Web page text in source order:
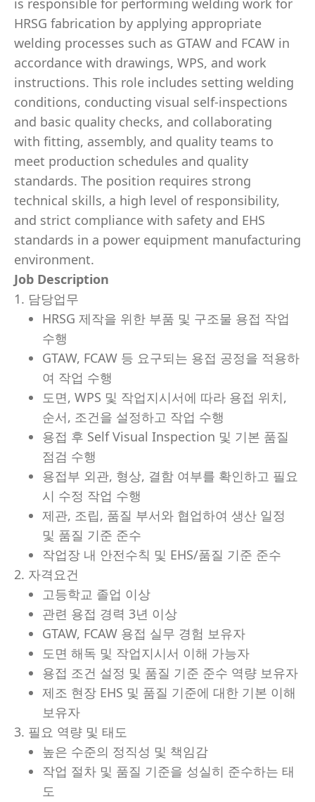
is responsible for performing welding work for
HRSG fabrication by applying appropriate
welding processes such as GTAW and FCAW in
accordance with drawings, WPS, and work
instructions. This role includes setting welding
conditions, conducting visual self-inspections
and basic quality checks, and collaborating
with fitting, assembly, and quality teams to
meet production schedules and quality
standards. The position requires strong
technical skills, a high level of responsibility,
and strict compliance with safety and EHS
standards in a power equipment manufacturing
environment.
Job Description
1. 담당업무
HRSG 제작을 위한 부품 및 구조물 용접 작업
수행
GTAW, FCAW 등 요구되는 용접 공정을 적용하
여 작업 수행
도면, WPS 및 작업지시서에 따라 용접 위치,
순서, 조건을 설정하고 작업 수행
용접 후 Self Visual Inspection 및 기본 품질
점검 수행
용접부 외관, 형상, 결함 여부를 확인하고 필요
시 수정 작업 수행
제관, 조립, 품질 부서와 협업하여 생산 일정
및 품질 기준 준수
작업장 내 안전수칙 및 EHS/품질 기준 준수
2. 자격요건
고등학교 졸업 이상
관련 용접 경력 3년 이상
GTAW, FCAW 용접 실무 경험 보유자
도면 해독 및 작업지시서 이해 가능자
용접 조건 설정 및 품질 기준 준수 역량 보유자
제조 현장 EHS 및 품질 기준에 대한 기본 이해
보유자
3. 필요 역량 및 태도
높은 수준의 정직성 및 책임감
작업 절차 및 품질 기준을 성실히 준수하는 태
도